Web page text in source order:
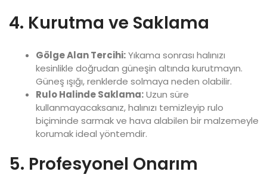
4. Kurutma ve Saklama
Gölge Alan Tercihi:Yıkama sonrası halınızı
kesinlikle doğrudan güneşin altında kurutmayın.
Güneş ışığı, renklerde solmaya neden olabilir.
Rulo Halinde Saklama:Uzun süre
kullanmayacaksanız, halınızı temizleyip rulo
biçiminde sarmak ve hava alabilen bir malzemeyle
korumak ideal yöntemdir.
5. Profesyonel Onarım